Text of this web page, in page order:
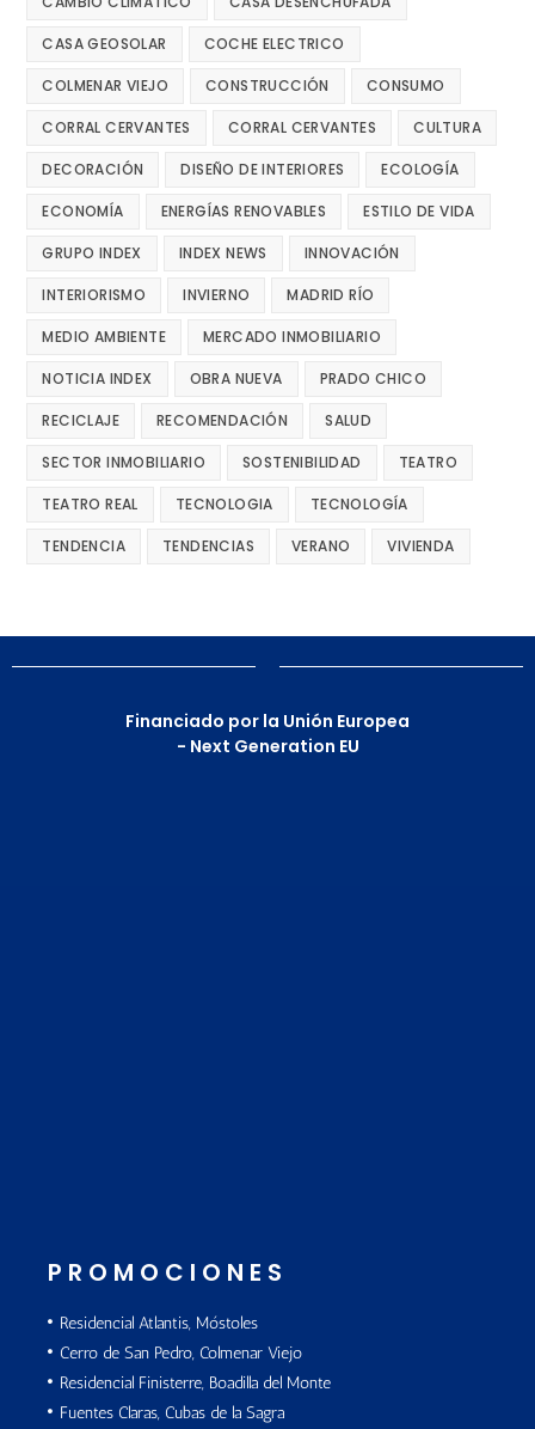
CASA GEOSOLAR COCHE ELECTRICO
COLMENAR VIEJO CONSTRUCCIÓN CONSUMO
CORRAL CERVANTES CORRAL CERVANTES CULTURA
DECORACIÓN DISEÑO DE INTERIORES ECOLOGÍA
ECONOMÍA ENERGÍAS RENOVABLES ESTILO DE VIDA
GRUPO INDEX INDEX NEWS INNOVACIÓN
INTERIORISMO INVIERNO MADRID RÍO
MEDIO AMBIENTE MERCADO INMOBILIARIO
NOTICIA INDEX OBRA NUEVA PRADO CHICO
RECICLAJE RECOMENDACIÓN SALUD
SECTOR INMOBILIARIO SOSTENIBILIDAD TEATRO
TEATRO REAL TECNOLOGIA TECNOLOGÍA
TENDENCIA TENDENCIAS VERANO VIVIENDA
Financiado por la Unión Europea
- Next Generation EU
PROMOCIONES
Residencial Atlantis, Móstoles
Cerro de San Pedro, Colmenar Viejo
Residencial Finisterre, Boadilla del Monte
Fuentes Claras, Cubas de la Sagra